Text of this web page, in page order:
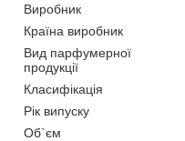
Виробник
Країна виробник
Вид парфумерної
продукції
Класифікація
Рік випуску
Об`єм